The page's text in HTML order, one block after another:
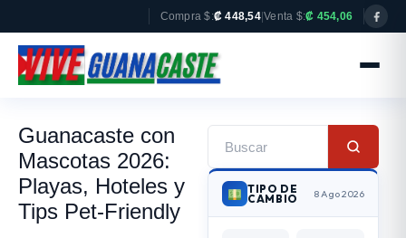
Compra $:₡ 448,54| Venta $:₡ 454,06
Guanacaste con
Mascotas 2026:
Playas, Hoteles y
Tips Pet-Friendly
TIPO DE
CAMBIO 8 Ago 2026